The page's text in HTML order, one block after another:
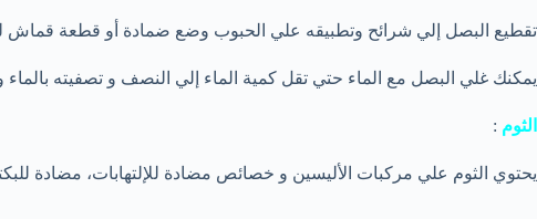
تقطيع البصل إلي شرائح وتطبيقه علي الحبوب وضع ضمادة أو قطعة قماش
يمكنك غلي البصل مع الماء حتي تقل كمية الماء إلي النصف و تصفيته
الثوم :
يحتوي الثوم علي مركبات الأليسين و خصائص مضادة للإلتهابات، مضادة